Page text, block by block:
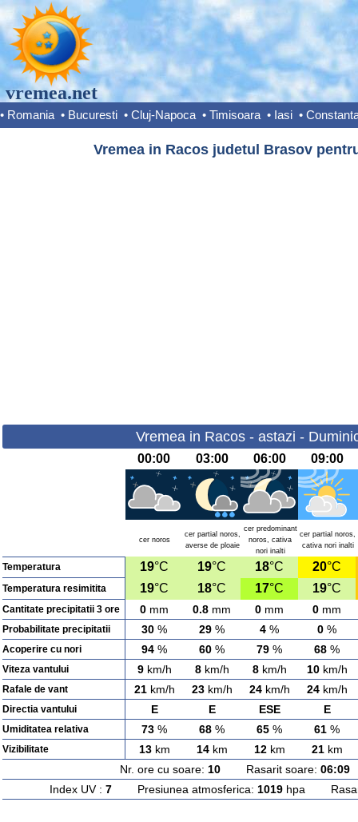
vremea.net
• Romania • Bucuresti • Cluj-Napoca • Timisoara • Iasi •
Vremea in Racos judetul Brasov
Vremea in Racos - astazi -
00:00 03:00 06:00 09:00
cer noros
cer partial noros,
averse de ploaie
cer predominant
noros, cativa
nori inalti
cer partial noros,
cativa nori inalti
Temperatura 19°C 19°C 18°C 20°C
Temperatura resimitita 19°C 18°C 17°C 19°C
Cantitate precipitatii 3 ore 0 mm 0.8 mm 0 mm 0 mm
Probabilitate precipitatii 30 % 29 % 4 % 0 %
Acoperire cu nori 94 % 60 % 79 % 68 %
Viteza vantului 9km/h 8km/h 8km/h 10km/h
Rafale de vant 21km/h 23km/h 24km/h 24km/h
Directia vantului E E ESE E
Umiditatea relativa 73 % 68 % 65 % 61 %
Vizibilitate 13km 14km 12km 21km
Nr. ore cu soare: 10Rasarit soare: 06:09
Index UV : 7Presiunea atmosferica: 1019hpa